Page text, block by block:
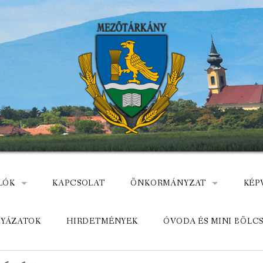
HEVES MEGYÉBEN, MEZÕTÁRKÁNYON
KAPCSOLAT ÖNKORMÁNYZAT
KÖZADATKERESŐ
HIRDETMÉNYEK ÓVODA ÉS MINI